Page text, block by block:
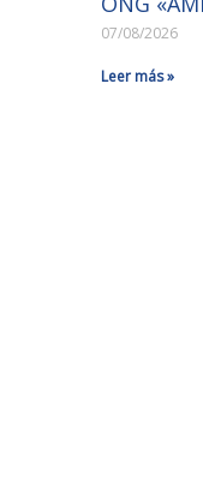
07/08/2026
Leer más »